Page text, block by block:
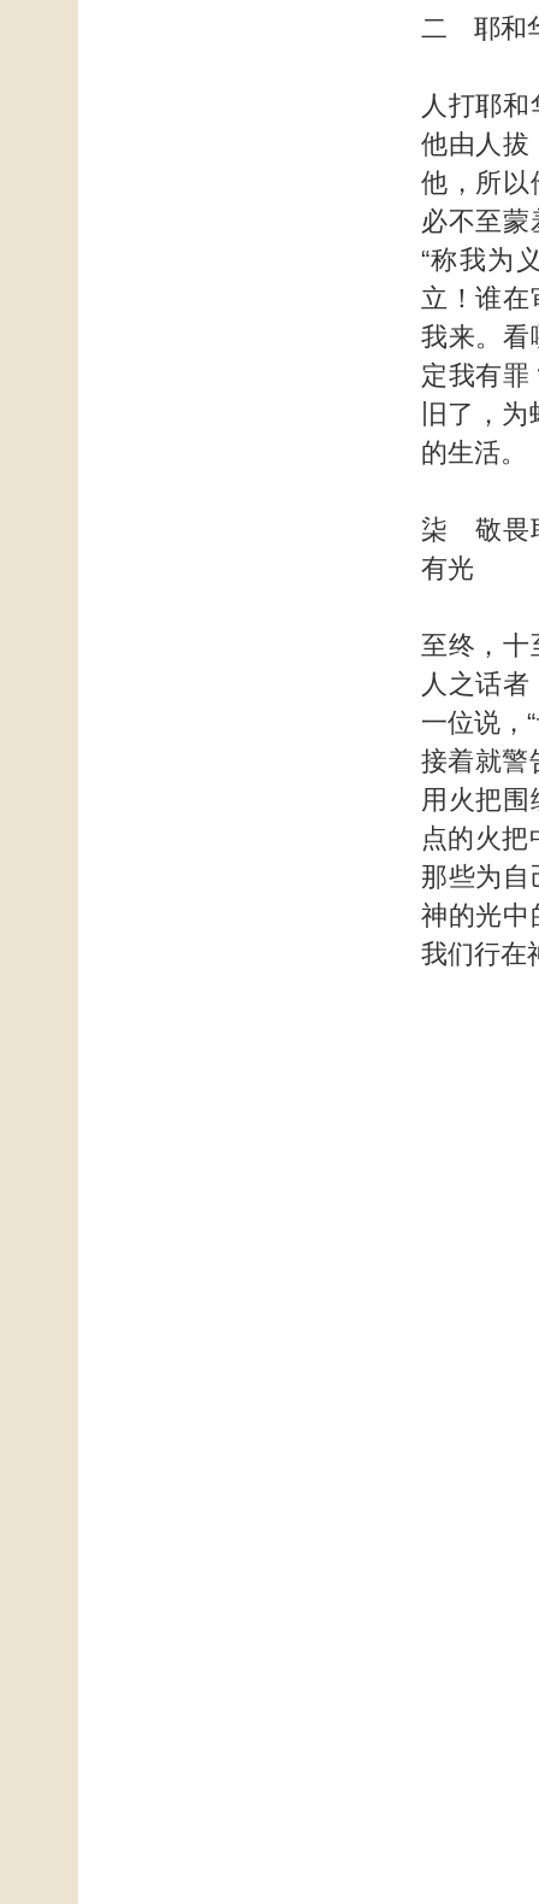
二 耶和
人打耶
他由人拔
他，所以
必不至蒙
“称我为
立！谁在
我来。看
定我有罪
旧了，
的生活。
柒 敬畏
有光
至终，十
人之话
一位说，
接着就警
用火把
点的火把
那些为自
神的光中
我们行在